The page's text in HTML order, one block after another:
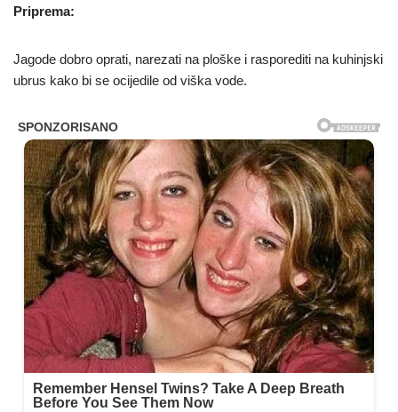
Priprema:
Jagode dobro oprati, narezati na ploške i rasporediti na kuhinjski
ubrus kako bi se ocijedile od viška vode.